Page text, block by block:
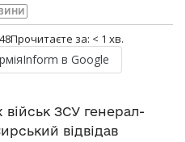
Прочитаєте за: < 1 хв.
в Google
ЗСУ генерал-
відвідав